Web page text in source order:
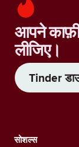
आपने काफ़ी
लीजिए।
Tinder
सोशल्स